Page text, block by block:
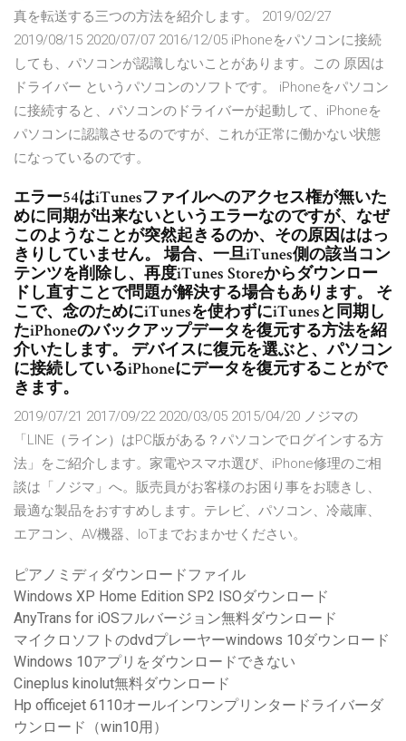
真を転送する三つの方法を紹介します。 2019/02/27
2019/08/15 2020/07/07 2016/12/05 iPhoneをパソコンに接続
しても、パソコンが認識しないことがあります。この 原因は
ドライバー というパソコンのソフトです。 iPhoneをパソコン
に接続すると、パソコンのドライバーが起動して、iPhoneを
パソコンに認識させるのですが、これが正常に働かない状態
になっているのです。
エラー54はiTunesファイルへのアクセス権が無いた
めに同期が出来ないというエラーなのですが、なぜ
このようなことが突然起きるのか、その原因ははっ
きりしていません。 場合、一旦iTunes側の該当コン
テンツを削除し、再度iTunes Storeからダウンロー
ドし直すことで問題が解決する場合もあります。 そ
こで、念のためにiTunesを使わずにiTunesと同期し
たiPhoneのバックアップデータを復元する方法を紹
介いたします。 デバイスに復元を選ぶと、パソコン
に接続しているiPhoneにデータを復元することがで
きます。
2019/07/21 2017/09/22 2020/03/05 2015/04/20 ノジマの
「LINE（ライン）はPC版がある？パソコンでログインする方
法」をご紹介します。家電やスマホ選び、iPhone修理のご相
談は「ノジマ」へ。販売員がお客様のお困り事をお聴きし、
最適な製品をおすすめします。テレビ、パソコン、冷蔵庫、
エアコン、AV機器、IoTまでおまかせください。
ピアノミディダウンロードファイル
Windows XP Home Edition SP2 ISOダウンロード
AnyTrans for iOSフルバージョン無料ダウンロード
マイクロソフトのdvdプレーヤーwindows 10ダウンロード
Windows 10アプリをダウンロードできない
Cineplus kinolut無料ダウンロード
Hp officejet 6110オールインワンプリンタードライバーダ
ウンロード（win10用）